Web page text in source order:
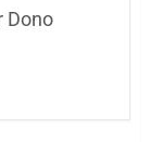
Dono